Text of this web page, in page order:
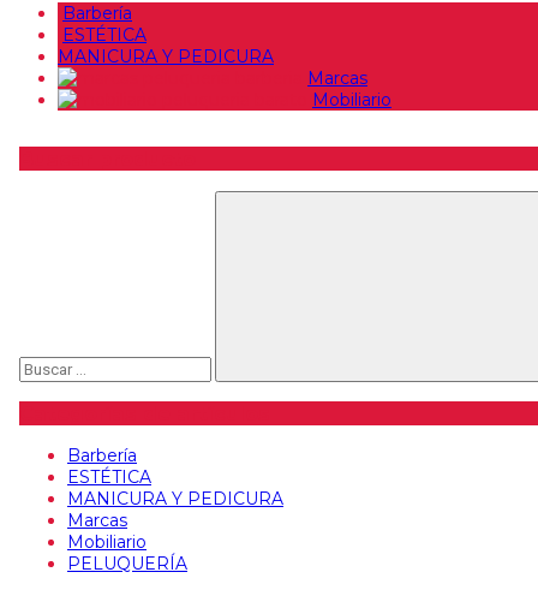
Barbería
ESTÉTICA
MANICURA Y PEDICURA
Marcas
Mobiliario
Barbería
ESTÉTICA
MANICURA Y PEDICURA
Marcas
Mobiliario
PELUQUERÍA